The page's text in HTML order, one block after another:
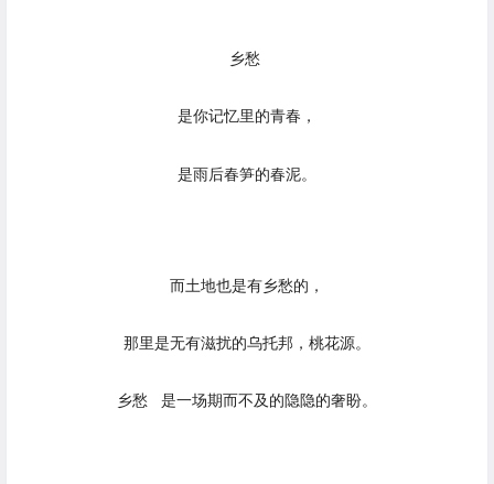
乡愁
是你记忆里的青春，
是雨后春笋的春泥。
而土地也是有乡愁的，
那里是无有滋扰的乌托邦，桃花源。
乡愁 是一场期而不及的隐隐的奢盼。